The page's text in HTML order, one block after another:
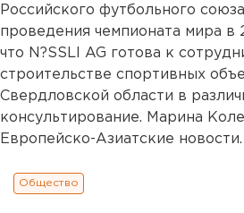
Российского футбольного
проведения чемпионата мира в
что N?SSLI AG готова к
строительстве спортивных
Свердловской области в
консультирование. Марина
Европейско-Азиатские новости.
Общество